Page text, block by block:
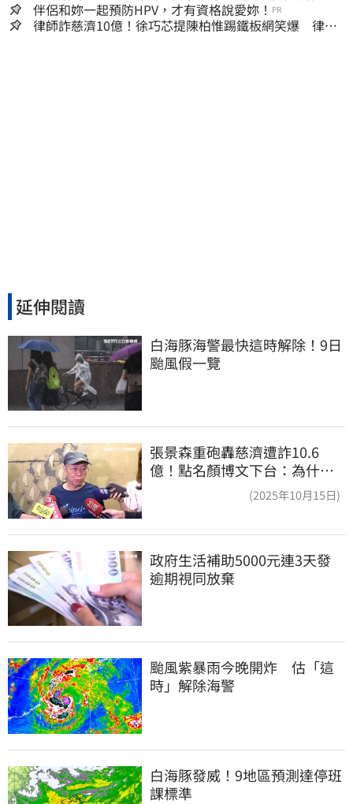
嫌晚！
伴侶和妳一起預防HPV，才有資格說愛妳！ PR
律師詐慈濟10億！徐巧芯提陳柏惟踢鐵板網笑爆 律師
延伸閱讀
白海豚海警最快這時解除！9日
颱風假一覽
張景森重砲轟慈濟遭詐10.6
億！點名顏博文下台：為什麼
(2025年10月15日)
政府生活補助5000元連3天發
逾期視同放棄
颱風紫暴雨今晚開炸　估「這
時」解除海警
白海豚發威！9地區預測達停班
課標準